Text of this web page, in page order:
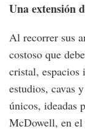
Una extensión
Al recorrer sus
costoso que
cristal, espacios
estudios, cavas
únicos, ideadas
McDowell, en el